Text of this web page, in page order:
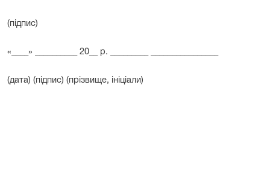
(підпис)
«____» __________ 20__ р. _________ ________________
(дата) (підпис) (прізвище, ініціали)